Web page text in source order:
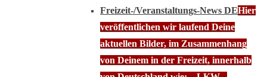
Freizeit-/Veranstaltungs-News DEHier
veröffentlichen wir laufend Deine
aktuellen Bilder, im Zusammenhang
von Deinem in der Freizeit, innerhalb